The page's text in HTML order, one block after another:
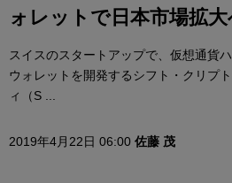
ォレットで日本市場拡
スイスのスタートアップで、仮想通貨
ウォレットを開発するシフト・クリプ
ィ（S ...
2019年4月22日 06:00 佐藤 茂